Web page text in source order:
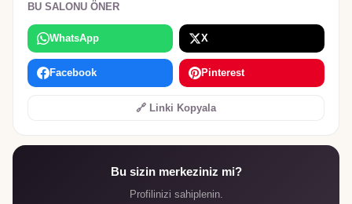
BU SALONU ÖNER
WhatsApp X
Facebook Pinterest
🔗 Linki Kopyala
Bu sizin merkeziniz mi?
Profilinizi sahiplenin.